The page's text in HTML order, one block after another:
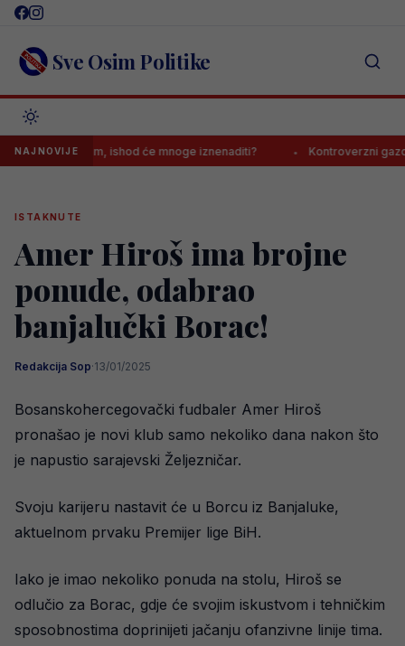
Skip
content Sve Osim Politike
NAJNOVIJE
Realom, ishod će mnoge iznenaditi? Kontroverzni gazda s
ISTAKNUTE
Amer Hiroš ima brojne
ponude, odabrao
banjalučki Borac!
Redakcija Sop·13/01/2025
Bosanskohercegovački fudbaler Amer Hiroš
pronašao je novi klub samo nekoliko dana nakon što
je napustio sarajevski Željezničar.
Svoju karijeru nastavit će u Borcu iz Banjaluke,
aktuelnom prvaku Premijer lige BiH.
Iako je imao nekoliko ponuda na stolu, Hiroš se
odlučio za Borac, gdje će svojim iskustvom i tehničkim
sposobnostima doprinijeti jačanju ofanzivne linije tima.